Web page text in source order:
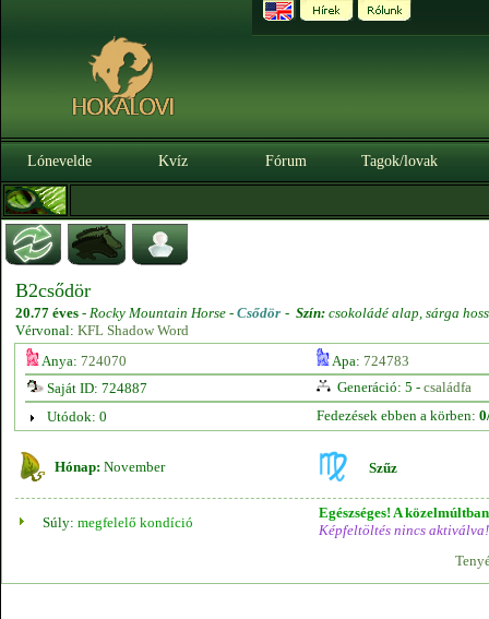
Lónevelde Kvíz Fórum Tagok/lovak
B2csődör
20.77 éves - Rocky Mountain Horse - Csődör - Szín: csokoládé alap, sárga
Vérvonal: KFL Shadow Word
Anya: 724070 Apa: 724783
Saját ID: 724887
Generáció: 5 - családfa
Utódok: 0
Fedezések ebben a körben:
Hónap: November Szűz
Súly: megfelelő kondíció
Egészséges! A
Képfeltöltés nincs aktiválva!